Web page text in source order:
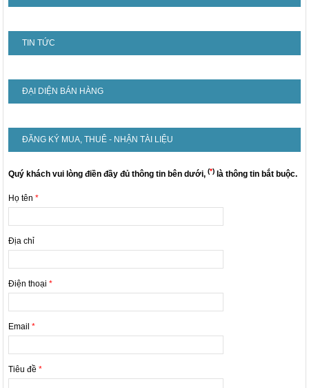
TIN TỨC
ĐẠI DIỆN BÁN HÀNG
ĐĂNG KÝ MUA, THUÊ - NHẬN TÀI LIỆU
Quý khách vui lòng điền đầy đủ thông tin bên dưới,(*) là thông tin bắt buộc.
Họ tên*
Địa chỉ
Điện thoại*
Email*
Tiêu đề*